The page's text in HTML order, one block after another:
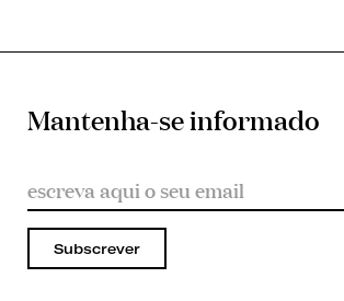
Mantenha-se informado
Subscrever